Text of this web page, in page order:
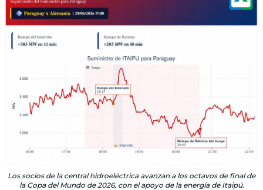
Los socios de la central hidroeléctrica avanzan a los octavos de final de
la Copa del Mundo de 2026, con el apoyo de la energía de Itaipú.